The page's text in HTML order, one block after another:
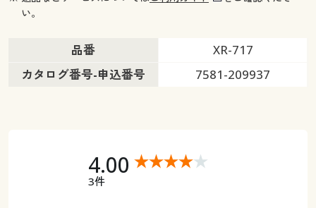
い。
品番
XR-717
カタログ番号-申込番号
7581-209937
4.00
3件